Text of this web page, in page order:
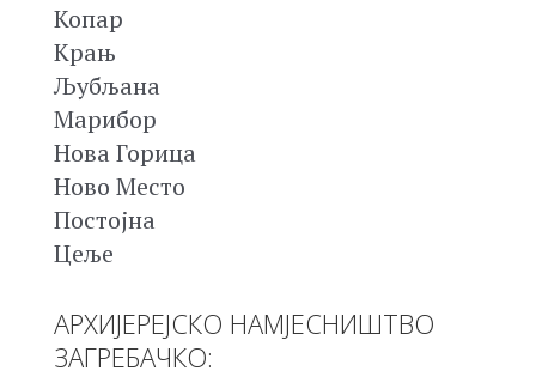
Копар
Крањ
Љубљана
Марибор
Нова Горица
Ново Место
Постојна
Цеље
АРХИЈЕРЕЈСКО НАМЈЕСНИШТВО
ЗАГРЕБАЧКО: